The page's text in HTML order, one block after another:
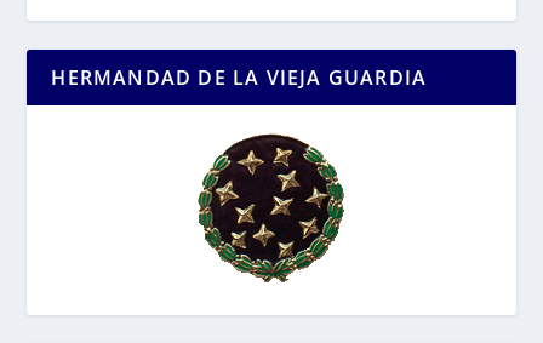
HERMANDAD DE LA VIEJA GUARDIA